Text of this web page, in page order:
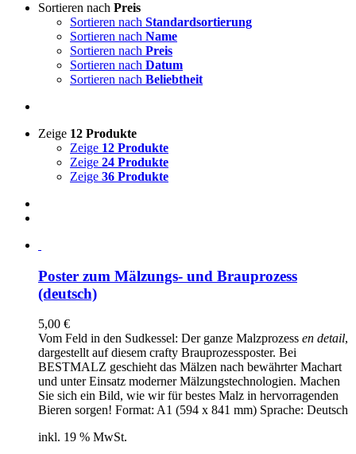
Sortieren nach Preis
Sortieren nach Standardsortierung
Sortieren nach Name
Sortieren nach Preis
Sortieren nach Datum
Sortieren nach Beliebtheit
Zeige 12 Produkte
Zeige 12 Produkte
Zeige 24 Produkte
Zeige 36 Produkte
Poster zum Mälzungs- und Brauprozess
(deutsch)
5,00 €
Vom Feld in den Sudkessel: Der ganze Malzprozess en detail,
dargestellt auf diesem crafty Brauprozessposter. Bei
BESTMALZ geschieht das Mälzen nach bewährter Machart
und unter Einsatz moderner Mälzungstechnologien. Machen
Sie sich ein Bild, wie wir für bestes Malz in hervorragenden
Bieren sorgen! Format: A1 (594 x 841 mm) Sprache: Deutsch
inkl. 19 % MwSt.